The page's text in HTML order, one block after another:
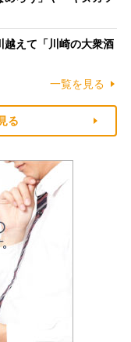
越えて「川崎の大衆酒
一覧を見る
る